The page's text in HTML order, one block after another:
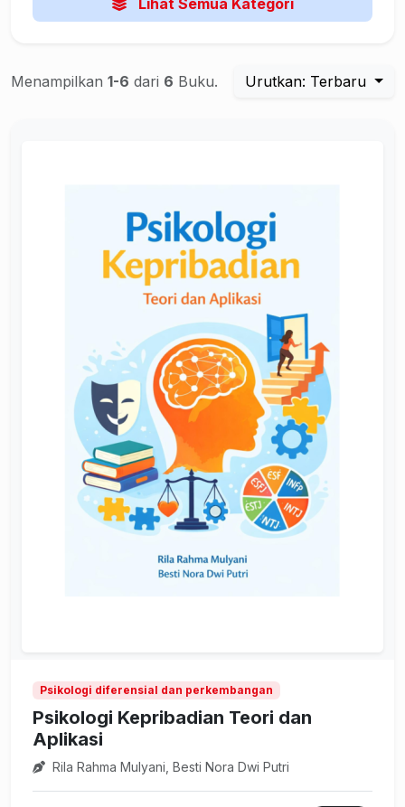
Lihat Semua Kategori
Menampilkan 1-6 dari 6 Buku. Urutkan: Terbaru
Psikologi diferensial dan perkembangan
Psikologi Kepribadian Teori dan
Aplikasi
Rila Rahma Mulyani, Besti Nora Dwi Putri